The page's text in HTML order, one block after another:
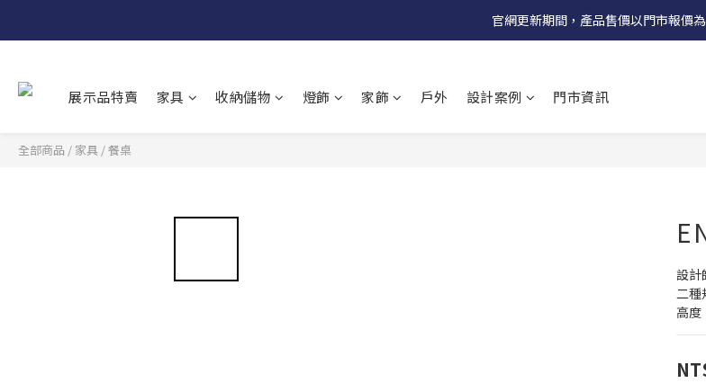
受國際原物料價格上漲，法國自 5/18 起全系列
官網更新期間，產品售價以門市報價
展示品特賣 家具 收納儲物 燈飾 家飾 戶外 設計案例 門市資訊
全部商品 / 家具 /餐桌
設
二種
高度